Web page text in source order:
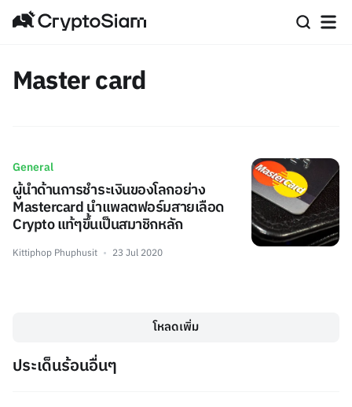
Master card
General
ผู้นำด้านการชำระเงินของโลกอย่าง
Mastercard นำแพลตฟอร์มสายเลือด
Crypto แท้ๆขึ้นเป็นสมาชิกหลัก
Kittiphop Phuphusit 23 Jul 2020
โหลดเพิ่ม
ประเด็นร้อนอื่นๆ